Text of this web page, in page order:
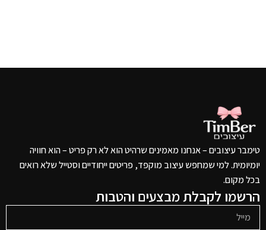
טימבר עיצובים – אנחנו מאמינים שרהיט הוא לא רק פריט – הוא חוויה
יומיומית. למי שמחפש עיצוב מוקפד, פריטים ייחודיים וסטייל שלא רואים
בכל מקום.
הרשמו לקבלת מבצעים והטבות